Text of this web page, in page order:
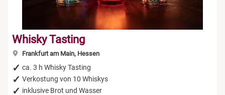
Whisky Tasting
Frankfurt am Main, Hessen
ca. 3 h Whisky Tasting
Verkostung von 10 Whiskys
inklusive Brot und Wasser